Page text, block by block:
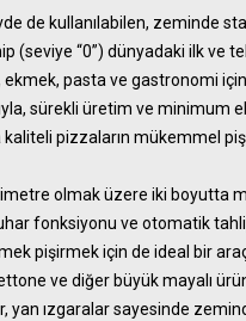
de kullanılabilen, zeminde
(seviye “0”) dünyadaki ilk ve
ekmek, pasta ve gastronomi
sürekli üretim ve minimum
kaliteli pizzaların mükemmel
olmak üzere iki boyutta
fonksiyonu ve otomatik
pişirmek için de ideal bir
ve diğer büyük mayalı
yan ızgaralar sayesinde